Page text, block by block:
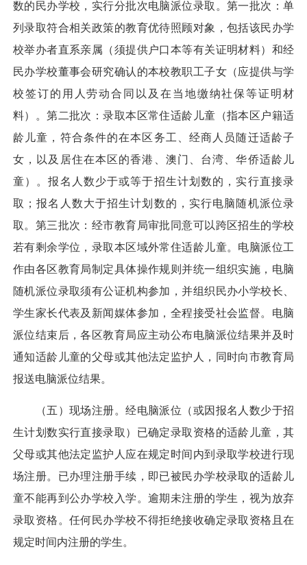
数的民办学校，实行分批次电脑派位录取。第一批次：单
列录取符合相关政策的教育优待照顾对象，包括该民办学
校举办者直系亲属（须提供户口本等有关证明材料）和经
民办学校董事会研究确认的本校教职工子女（应提供与学
校签订的用人劳动合同以及在当地缴纳社保等证明材
料）。第二批次：录取本区常住适龄儿童（指本区户籍适
龄儿童，符合条件的在本区务工、经商人员随迁适龄子
女，以及居住在本区的香港、澳门、台湾、华侨适龄儿
童）。报名人数少于或等于招生计划数的，实行直接录
取；报名人数大于招生计划数的，实行电脑随机派位录
取。第三批次：经市教育局审批同意可以跨区招生的学校
若有剩余学位，录取本区域外常住适龄儿童。电脑派位工
作由各区教育局制定具体操作规则并统一组织实施，电脑
随机派位录取须有公证机构参加，并组织民办小学校长、
学生家长代表及新闻媒体参加，全程接受社会监督。电脑
派位结束后，各区教育局应主动公布电脑派位结果并及时
通知适龄儿童的父母或其他法定监护人，同时向市教育局
报送电脑派位结果。
（五）现场注册。经电脑派位（或因报名人数少于招
生计划数实行直接录取）已确定录取资格的适龄儿童，其
父母或其他法定监护人应在规定时间内到录取学校进行现
场注册。已办理注册手续，即已被民办学校录取的适龄儿
童不能再到公办学校入学。逾期未注册的学生，视为放弃
录取资格。任何民办学校不得拒绝接收确定录取资格且在
规定时间内注册的学生。